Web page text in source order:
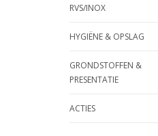
RVS/INOX
HYGIËNE & OPSLAG
GRONDSTOFFEN &
PRESENTATIE
ACTIES